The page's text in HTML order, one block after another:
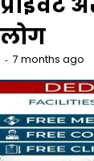
लोग
7 months ago